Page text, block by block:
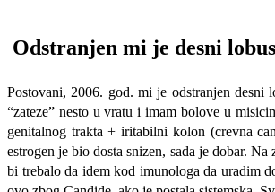
Odstranjen mi je desni
Postovani, 2006. god. mi je odstranjen desni
“zateze” nesto u vratu i imam bolove u
genitalnog trakta + iritabilni kolon (crevna
estrogen je bio dosta snizen, sada je dobar.
bi trebalo da idem kod imunologa da uradim